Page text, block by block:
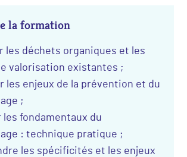
la formation
les déchets organiques et les
valorisation existantes ;
les enjeux de la prévention et du
;
les fondamentaux du
: technique pratique ;
les spécificités et les enjeux